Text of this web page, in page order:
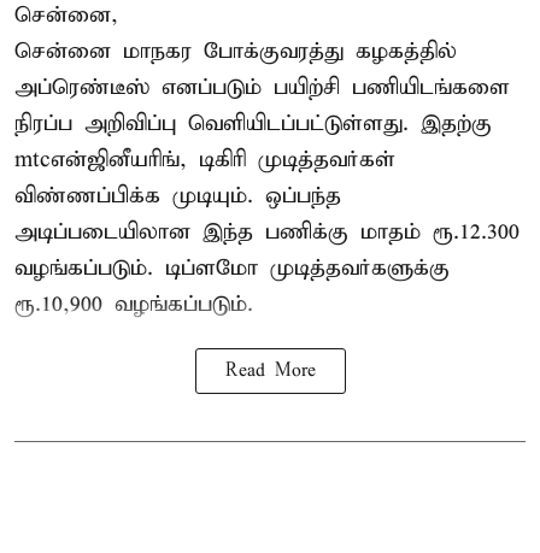
சென்னை,
சென்னை மாநகர போக்குவரத்து கழகத்தில்
அப்ரெண்டீஸ் எனப்படும் பயிற்சி பணியிடங்களை
நிரப்ப அறிவிப்பு வெளியிடப்பட்டுள்ளது. இதற்கு
mtcஎன்ஜினீயரிங், டிகிரி முடித்தவர்கள்
விண்ணப்பிக்க முடியும். ஒப்பந்த
அடிப்படையிலான இந்த பணிக்கு மாதம் ரூ.12.300
வழங்கப்படும். டிப்ளமோ முடித்தவர்களுக்கு
ரூ.10,900 வழங்கப்படும்.
Read More